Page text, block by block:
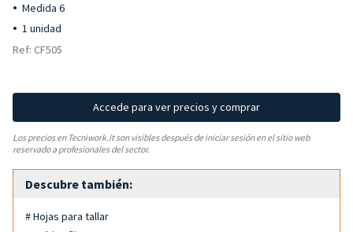
Medida 6
1 unidad
Ref: CF505
Accede para ver precios y comprar
Los precios en Tecniwork.it son visibles después de iniciar sesión en el sitio web
reservado a profesionales del sector.
Descubre también:
# Hojas para tallar